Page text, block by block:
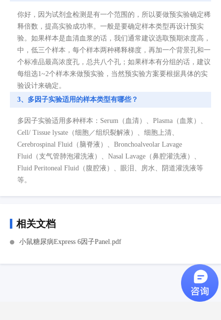
你好，因为试剂盒检测是有一个范围的，所以要做预实验确定稀
释倍数，提高实验成功率。一般是要确定样本类型再设计预实
验。如果样本是血清血浆的话，我们通常建议选取预期浓度高，
中，低三个样本，每个样本两种稀释梯度，再加一个背景孔和一
个标准品最高浓度孔，总共八个孔；如果样本有分组的话，建议
每组选1~2个样本来做预实验，当然预实验方案要根据具体的实
验设计来确定。
3、多因子实验适用的样本类型有哪些？
多因子实验适用多种样本：Serum（血清）、Plasma（血浆）、
Cell/ Tissue lysate（细胞／组织裂解液）、细胞上清、
Cerebrospinal Fluid（脑脊液）、Bronchoalveolar Lavage
Fluid（支气管肺泡灌洗液）、Nasal Lavage（鼻腔灌洗液）、
Fluid Peritoneal Fluid（腹腔液）、眼泪、房水、阴道灌洗液等
等。
相关文档
小鼠糖尿病Express 6因子Panel.pdf